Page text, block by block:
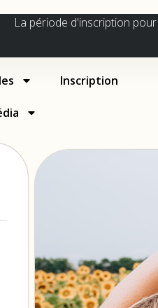
La période d'inscription
Inscription